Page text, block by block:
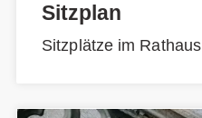
Sitzplan
Sitzplätze im Rathaus